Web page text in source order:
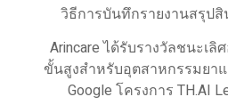
วิธีการบันทึกรายงานสรุป
Arincare ได้รับรางวัลชนะเ
ขั้นสูงสำหรับอุตสาหกรรมยา
Google โครงการ TH.AI